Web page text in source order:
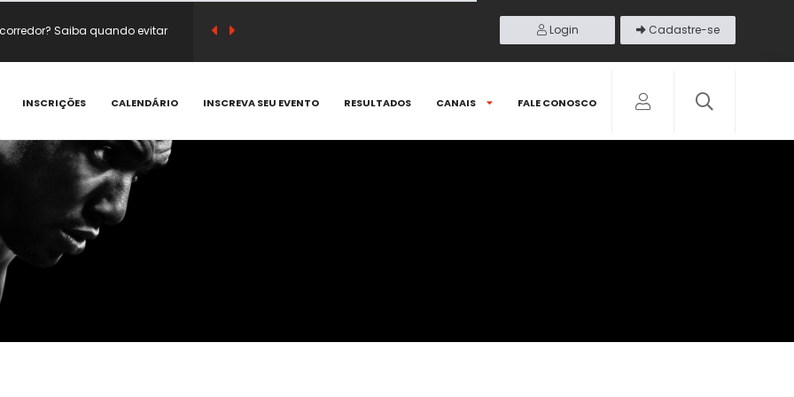
acontecem e como prevenir
Login Cadastre-se
INSCRIÇÕES CALENDÁRIO INSCREVA SEU EVENTO RESULTADOS CANAIS FALE CONOSCO